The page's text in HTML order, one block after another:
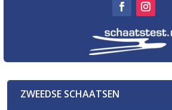
ZWEEDSE SCHAATSEN